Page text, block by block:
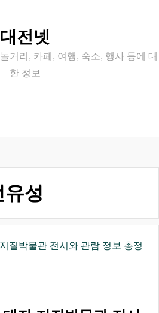
대전넷
거리, 카페, 여행, 숙소, 행사 등에 대
한 정보
유성